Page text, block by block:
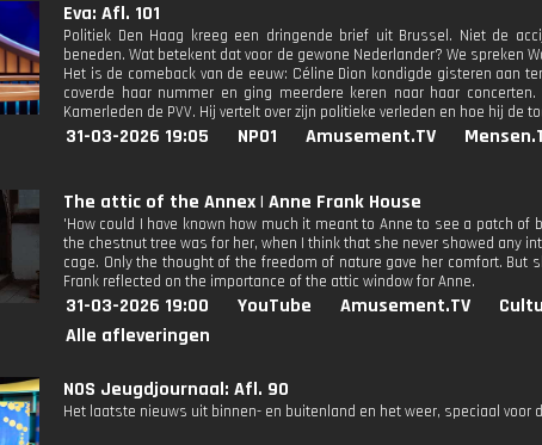
Eva: Afl. 101
Politiek Den Haag kreeg een dringende brief uit Brussel. Niet de
beneden. Wat betekent dat voor de gewone Nederlander? We spreken
Het is de comeback van de eeuw: Céline Dion kondigde gisteren aan
coverde haar nummer en ging meerdere keren naar haar
Kamerleden de PVV. Hij vertelt over zijn politieke verleden en hoe hij de
31-03-2026 19:05 NPO1 Amusement.TV
The attic of the Annex | Anne Frank House
'How could I have known how much it meant to Anne to see a patch
the chestnut tree was for her, when I think that she never showed any
cage. Only the thought of the freedom of nature gave her comfort.
Frank reflected on the importance of the attic window for Anne.
31-03-2026 19:00 YouTube Amusement.TV
Alle afleveringen
NOS Jeugdjournaal: Afl. 90
Het laatste nieuws uit binnen- en buitenland en het weer, speciaal voor